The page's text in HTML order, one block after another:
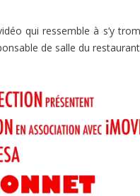
qui ressemble à s’y
de salle du